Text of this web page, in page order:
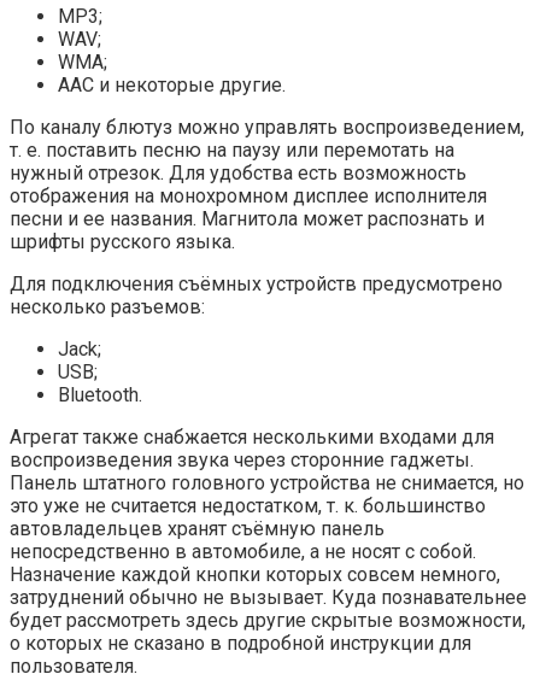
MP3;
WAV;
WMA;
AAC и некоторые другие.
По каналу блютуз можно управлять воспроизведением,
т. е. поставить песню на паузу или перемотать на
нужный отрезок. Для удобства есть возможность
отображения на монохромном дисплее исполнителя
песни и ее названия. Магнитола может распознать и
шрифты русского языка.
Для подключения съёмных устройств предусмотрено
несколько разъемов:
Jack;
USB;
Bluetooth.
Агрегат также снабжается несколькими входами для
воспроизведения звука через сторонние гаджеты.
Панель штатного головного устройства не снимается, но
это уже не считается недостатком, т. к. большинство
автовладельцев хранят съёмную панель
непосредственно в автомобиле, а не носят с собой.
Назначение каждой кнопки которых совсем немного,
затруднений обычно не вызывает. Куда познавательнее
будет рассмотреть здесь другие скрытые возможности,
о которых не сказано в подробной инструкции для
пользователя.